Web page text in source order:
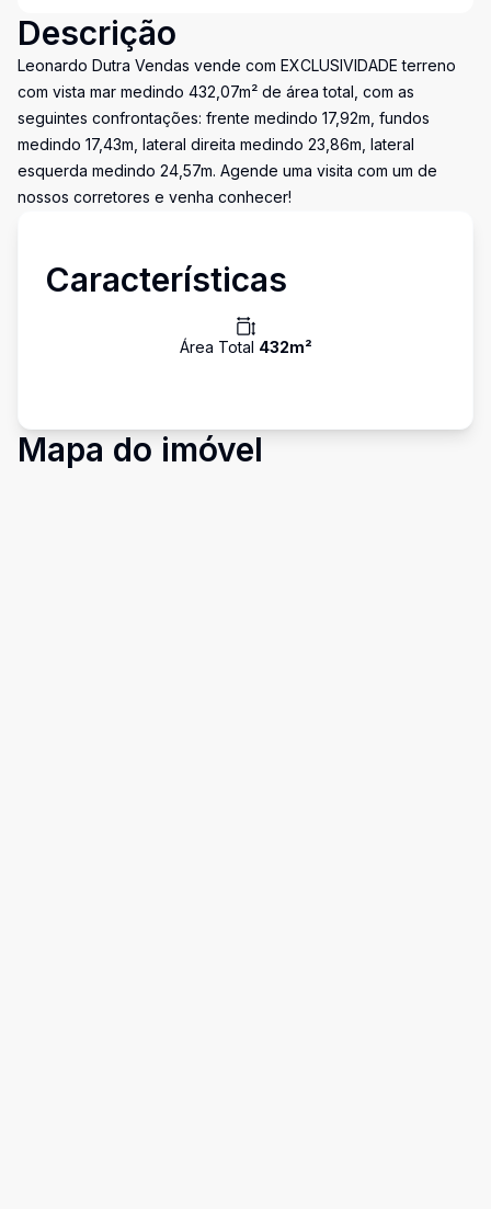
Descrição
Leonardo Dutra Vendas vende com EXCLUSIVIDADE terreno
com vista mar medindo 432,07m² de área total, com as
seguintes confrontações: frente medindo 17,92m, fundos
medindo 17,43m, lateral direita medindo 23,86m, lateral
esquerda medindo 24,57m. Agende uma visita com um de
nossos corretores e venha conhecer!
Características
Área Total 432m²
Mapa do imóvel